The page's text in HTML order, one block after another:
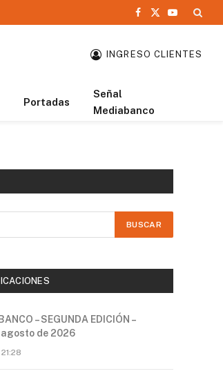
Facebook
X
YouTube
INGRESO CLIENTES
Portadas
Señal
Mediabanco
– SEGUNDA EDICIÓN –
de 2026